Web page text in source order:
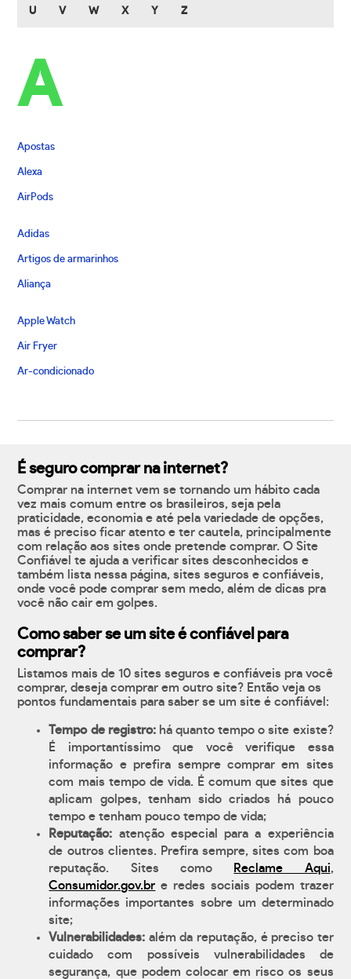
U V W X Y Z
A
Apostas
Alexa
AirPods
Adidas
Artigos de armarinhos
Aliança
Apple Watch
Air Fryer
Ar-condicionado
É seguro comprar na internet?
Comprar na internet vem se tornando um hábito cada
vez mais comum entre os brasileiros, seja pela
praticidade, economia e até pela variedade de opções,
mas é preciso ficar atento e ter cautela, principalmente
com relação aos sites onde pretende comprar. O Site
Confiável te ajuda a verificar sites desconhecidos e
também lista nessa página, sites seguros e confiáveis,
onde você pode comprar sem medo, além de dicas pra
você não cair em golpes.
Como saber se um site é confiável para
comprar?
Listamos mais de 10 sites seguros e confiáveis pra você
comprar, deseja comprar em outro site? Então veja os
pontos fundamentais para saber se um site é confiável:
Tempo de registro:há quanto tempo o site existe?
É importantíssimo que você verifique essa
informação e prefira sempre comprar em sites
com mais tempo de vida. É comum que sites que
aplicam golpes, tenham sido criados há pouco
tempo e tenham pouco tempo de vida;
Reputação: atenção especial para a experiência
de outros clientes. Prefira sempre, sites com boa
reputação. Sites como
Reclame Aqui,
Consumidor.gov.br e redes sociais podem trazer
informações importantes sobre um determinado
site;
Vulnerabilidades: além da reputação, é preciso ter
cuidado com possíveis vulnerabilidades de
segurança, que podem colocar em risco os seus